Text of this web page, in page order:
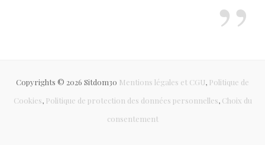
Copyrights © 2026 Sitdom30 Mentions légales et CGU, Politique de
Cookies, Politique de protection des données personnelles, Choix du
consentement